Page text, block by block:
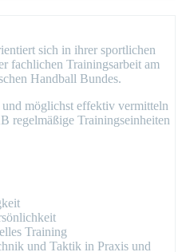
sich in ihrer sportlichen
fachlichen Trainingsarbeit am
Handball Bundes.
möglichst effektiv vermitteln
regelmäßige Trainingseinheiten
Training
und Taktik in Praxis und